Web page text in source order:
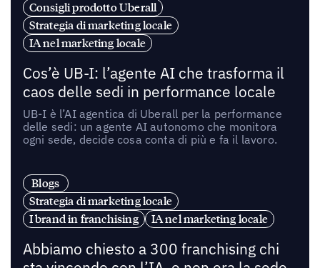
Consigli prodotto Uberall
Strategia di marketing locale
IA nel marketing locale
Cos’è UB-I: l’agente AI che trasforma il
caos delle sedi in performance locale
UB-I è l’AI agentica di Uberall per la performance
delle sedi: un agente AI autonomo che monitora
ogni sede, decide cosa conta di più e fa il lavoro.
Blogs
Strategia di marketing locale
I brand in franchising
IA nel marketing locale
Abbiamo chiesto a 300 franchising chi